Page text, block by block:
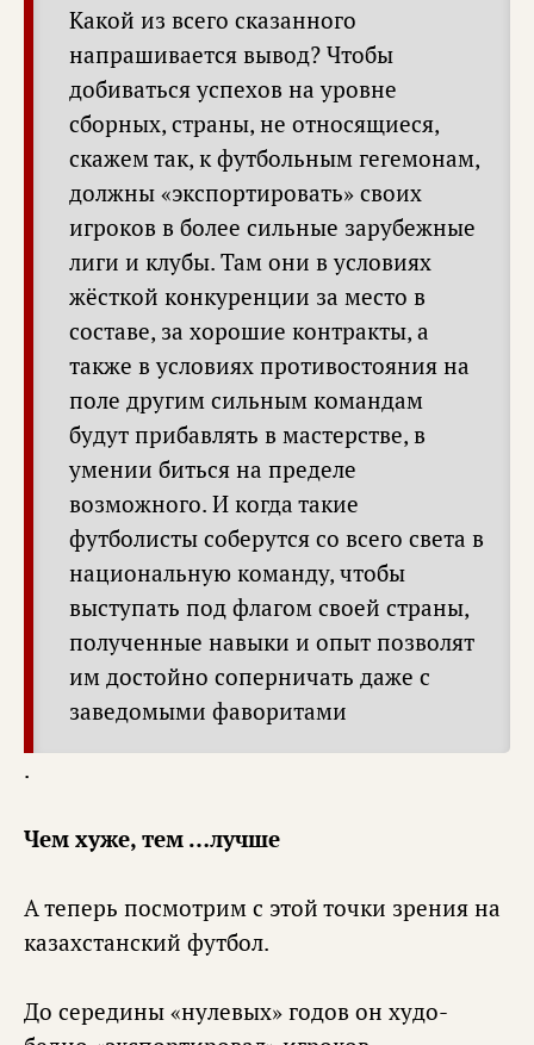
Какой из всего сказанного
напрашивается вывод? Чтобы
добиваться успехов на уровне
сборных, страны, не относящиеся,
скажем так, к футбольным гегемонам,
должны «экспортировать» своих
игроков в более сильные зарубежные
лиги и клубы. Там они в условиях
жёсткой конкуренции за место в
составе, за хорошие контракты, а
также в условиях противостояния на
поле другим сильным командам
будут прибавлять в мастерстве, в
умении биться на пределе
возможного. И когда такие
футболисты соберутся со всего света в
национальную команду, чтобы
выступать под флагом своей страны,
полученные навыки и опыт позволят
им достойно соперничать даже с
заведомыми фаворитами
.
Чем хуже, тем …лучше
А теперь посмотрим с этой точки зрения на
казахстанский футбол.
До середины «нулевых» годов он худо-